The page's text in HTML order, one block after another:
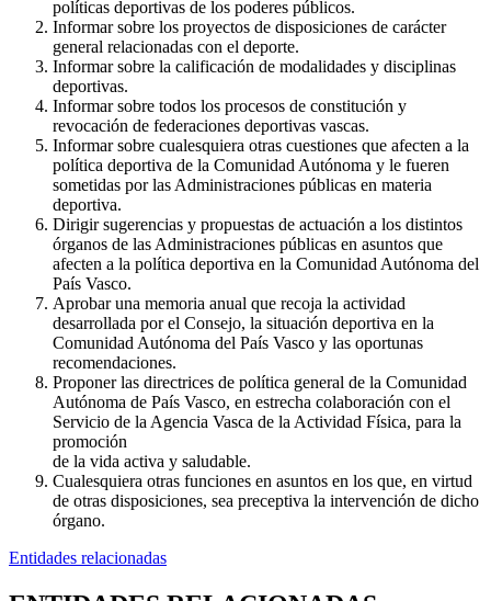
políticas deportivas de los poderes públicos.
Informar sobre los proyectos de disposiciones de carácter
general relacionadas con el deporte.
Informar sobre la calificación de modalidades y disciplinas
deportivas.
Informar sobre todos los procesos de constitución y
revocación de federaciones deportivas vascas.
Informar sobre cualesquiera otras cuestiones que afecten a la
política deportiva de la Comunidad Autónoma y le fueren
sometidas por las Administraciones públicas en materia
deportiva.
Dirigir sugerencias y propuestas de actuación a los distintos
órganos de las Administraciones públicas en asuntos que
afecten a la política deportiva en la Comunidad Autónoma del
País Vasco.
Aprobar una memoria anual que recoja la actividad
desarrollada por el Consejo, la situación deportiva en la
Comunidad Autónoma del País Vasco y las oportunas
recomendaciones.
Proponer las directrices de política general de la Comunidad
Autónoma de País Vasco, en estrecha colaboración con el
Servicio de la Agencia Vasca de la Actividad Física, para la
promoción
de la vida activa y saludable.
Cualesquiera otras funciones en asuntos en los que, en virtud
de otras disposiciones, sea preceptiva la intervención de dicho
órgano.
Entidades relacionadas